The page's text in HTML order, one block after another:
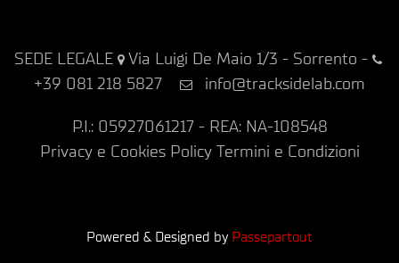
SEDE LEGALE Via Luigi De Maio 1/3 - Sorrento -
+39 081 218 5827
info@tracksidelab.com
P.I.: 05927061217 - REA: NA-108548
Privacy e Cookies Policy Termini e Condizioni
Powered & Designed by Passepartout